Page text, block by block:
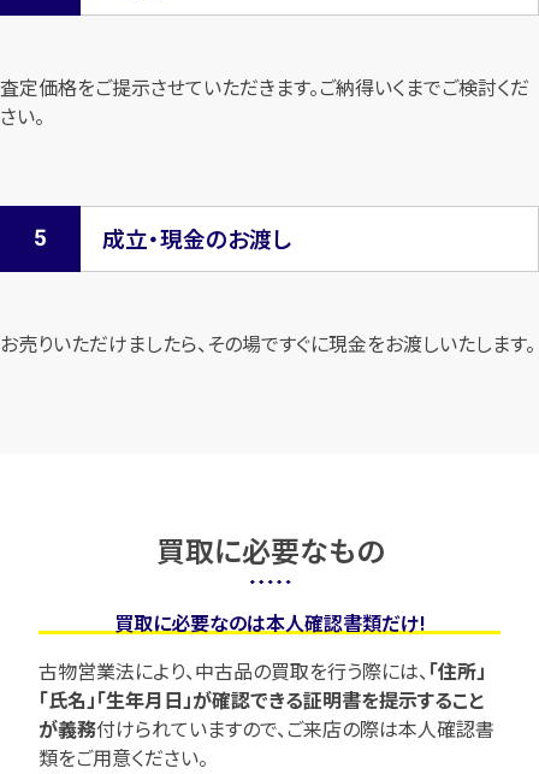
査定価格をご提示させていただきます。ご納得いくまでご検討くだ
さい。
成立・現金のお渡し
お売りいただけましたら、その場ですぐに現金をお渡しいたします。
買取に必要なもの
買取に必要なのは本人確認書類だけ!
古物営業法により、中古品の買取を行う際には、「住所」
「氏名」「生年月日」が確認できる証明書を提示すること
が義務付けられていますので、ご来店の際は本人確認書
類をご用意ください。